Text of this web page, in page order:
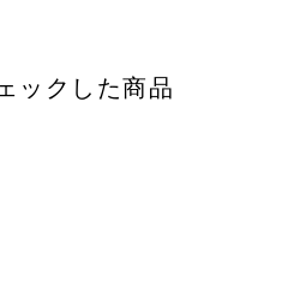
ックした商品